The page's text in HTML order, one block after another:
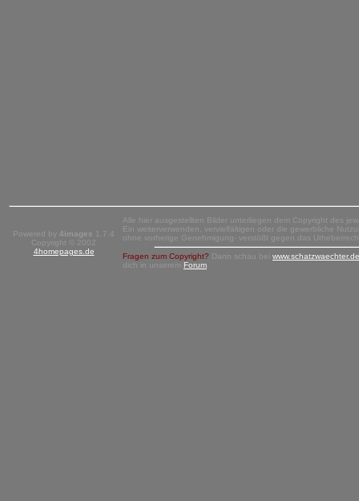
Powered by 4images 1.7.4
Copyright © 2002
4homepages.de
Alle hier ausgestellten Bilder unterliegen dem Copyright des
Ein weiterverwenden, vervielfältigen oder die gewerbliche
ohne vorherige Genehmigung- verstößt gegen das
Fragen zum Copyright? Dann schau bei www.schatzwaechter.de
dich in unserem Forum